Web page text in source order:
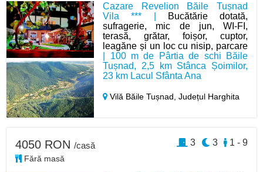
Cazare Revelion Băile Tușnad
Vila *** |
Bucătărie dotată,
sufragerie, mic de jun, WI-FI,
terasă, grătar, foișor, cuptor,
leagăne și un loc cu nisip, parcare
| 100 m de Pârtia de schi Băile
Tușnad, 2,5 km Stânca Șoimilor,
23 km Lacul Sfânta Ana
Vilă Băile Tușnad,Județul Harghita
4050 RON /casă
Fără masă
1 - 9
3
3